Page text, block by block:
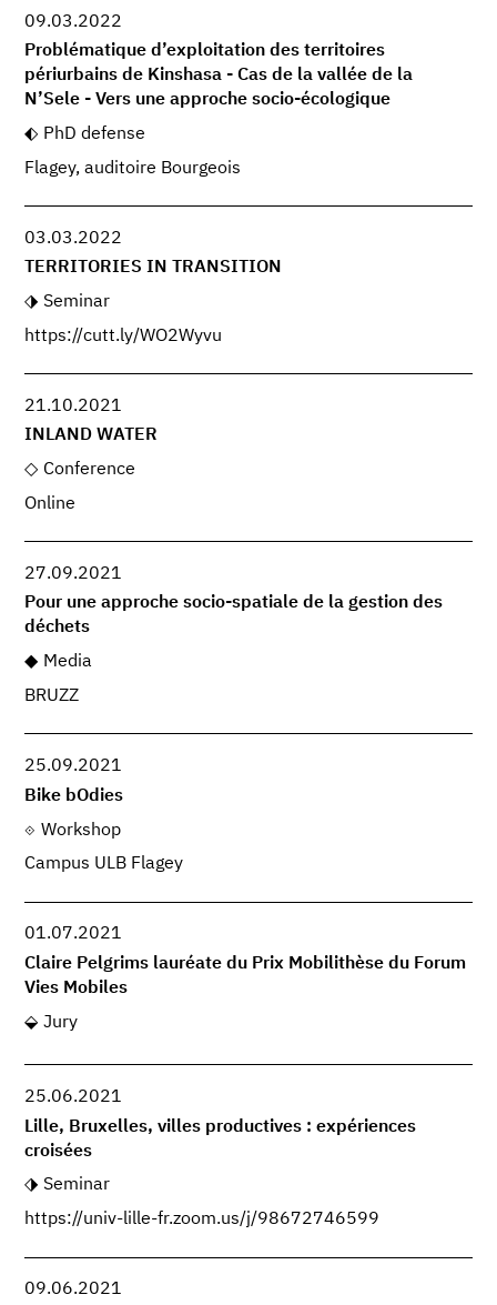
09.03.2022
Problématique d’exploitation des territoires
périurbains de Kinshasa - Cas de la vallée de la
N’Sele - Vers une approche socio-écologique
PhD defense
Flagey, auditoire Bourgeois
03.03.2022
TERRITORIES IN TRANSITION
Seminar
https://cutt.ly/WO2Wyvu
21.10.2021
INLAND WATER
Conference
Online
27.09.2021
Pour une approche socio-spatiale de la gestion des
déchets
Media
BRUZZ
25.09.2021
Bike bOdies
Workshop
Campus ULB Flagey
01.07.2021
Claire Pelgrims lauréate du Prix Mobilithèse du Forum
Vies Mobiles
Jury
25.06.2021
Lille, Bruxelles, villes productives : expériences
croisées
Seminar
https://univ-lille-fr.zoom.us/j/98672746599
09.06.2021